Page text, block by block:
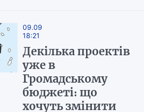
09.09
18:21
Декілька проектів
уже в
Громадському
бюджеті: що
хочуть змінити